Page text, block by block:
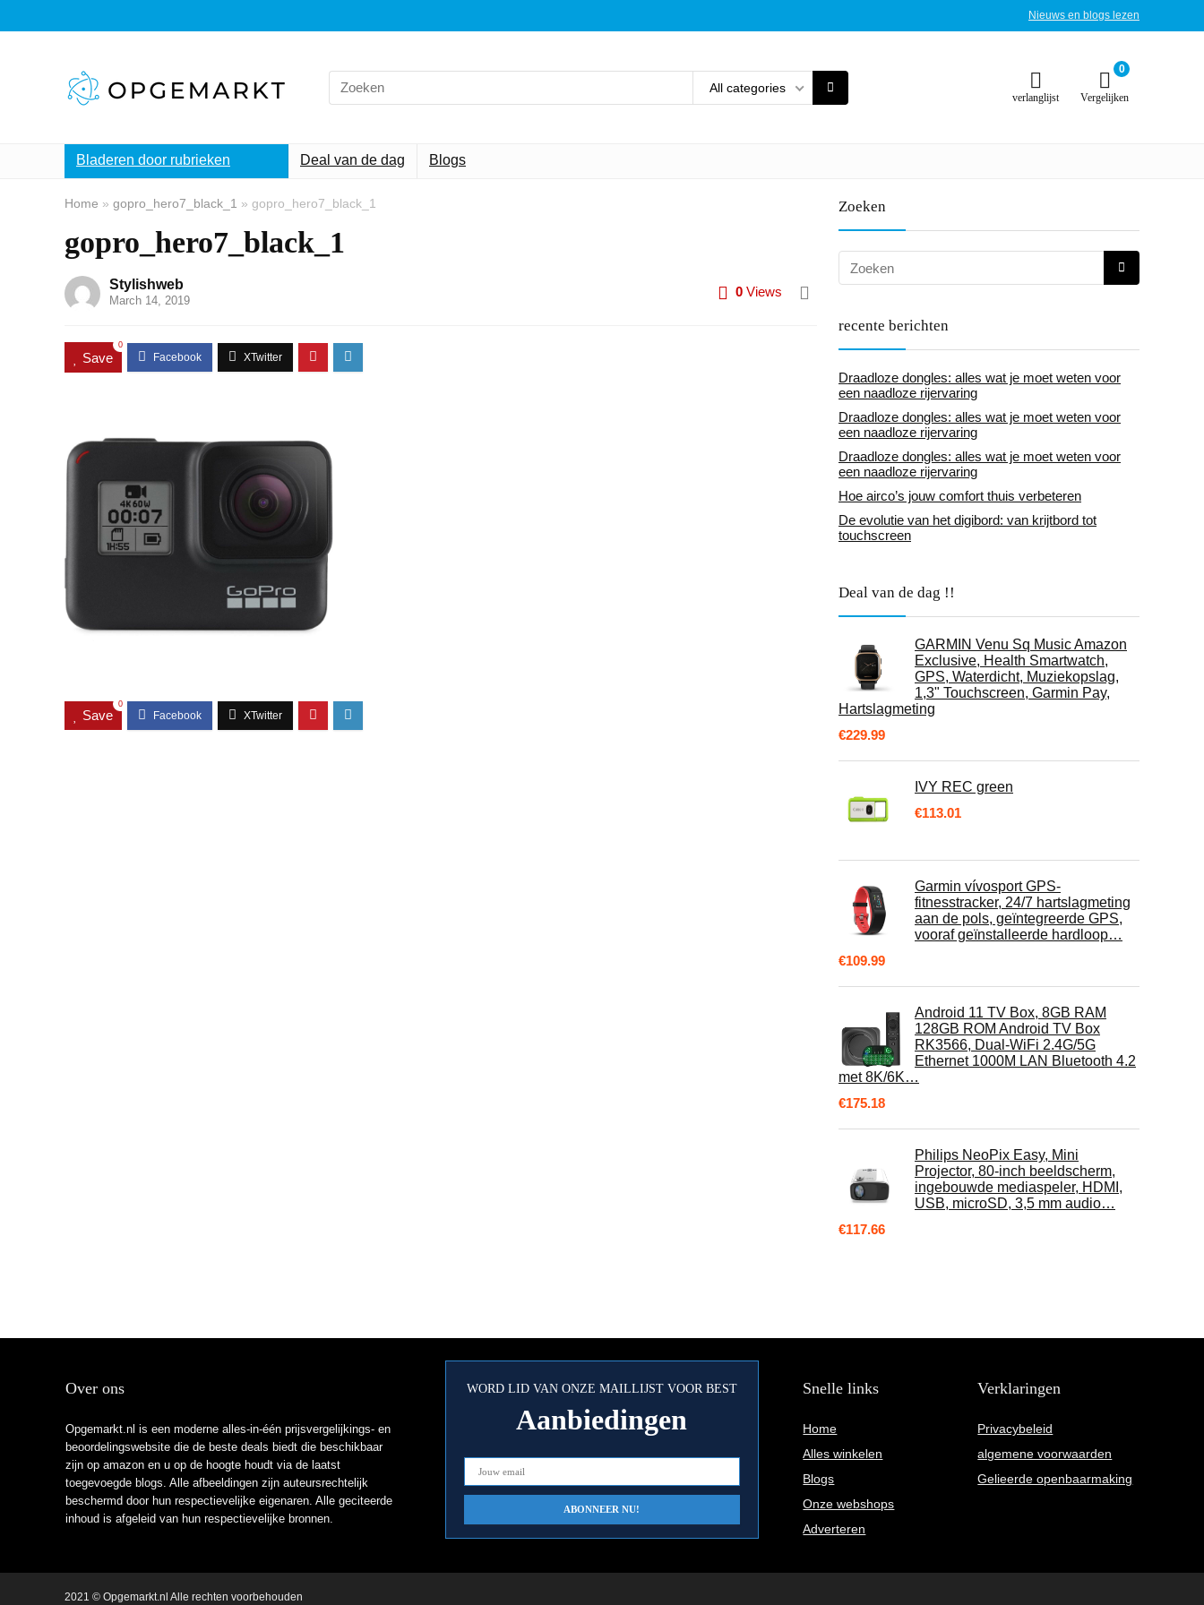
Nieuws en blogs lezen
Search
for:
All categories
verlanglijst
0
Vergelijken
Bladeren door rubrieken Deal van de dag Blogs
Home » gopro_hero7_black_1 » gopro_hero7_black_1
gopro_hero7_black_1
Stylishweb
March 14, 2019
0 Views
Save
0
Save
0
Zoeken
recente berichten
Draadloze dongles: alles wat je moet weten voor
een naadloze rijervaring
Draadloze dongles: alles wat je moet weten voor
een naadloze rijervaring
Draadloze dongles: alles wat je moet weten voor
een naadloze rijervaring
Hoe airco’s jouw comfort thuis verbeteren
De evolutie van het digibord: van krijtbord tot
touchscreen
Deal van de dag !!
GARMIN Venu Sq Music Amazon
Exclusive, Health Smartwatch,
GPS, Waterdicht, Muziekopslag,
1,3" Touchscreen, Garmin Pay,
Hartslagmeting
€229.99
IVY REC green
€113.01
Garmin vívosport GPS-
fitnesstracker, 24/7 hartslagmeting
aan de pols, geïntegreerde GPS,
vooraf geïnstalleerde hardloop…
€109.99
Android 11 TV Box, 8GB RAM
128GB ROM Android TV Box
RK3566, Dual-WiFi 2.4G/5G
Ethernet 1000M LAN Bluetooth 4.2
met 8K/6K…
€175.18
Philips NeoPix Easy, Mini
Projector, 80-inch beeldscherm,
ingebouwde mediaspeler, HDMI,
USB, microSD, 3,5 mm audio…
€117.66
Over ons
Opgemarkt.nl is een moderne alles-in-één prijsvergelijkings- en
beoordelingswebsite die de beste deals biedt die beschikbaar
zijn op amazon en u op de hoogte houdt via de laatst
toegevoegde blogs. Alle afbeeldingen zijn auteursrechtelijk
beschermd door hun respectievelijke eigenaren. Alle geciteerde
inhoud is afgeleid van hun respectievelijke bronnen.
WORD LID VAN ONZE MAILLIJST VOOR BEST
Aanbiedingen
Snelle links
Home
Alles winkelen
Blogs
Onze webshops
Adverteren
Verklaringen
Privacybeleid
algemene voorwaarden
Gelieerde openbaarmaking
2021 © Opgemarkt.nl Alle rechten voorbehouden